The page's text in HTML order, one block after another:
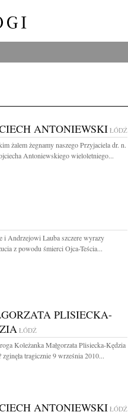
ANTONIEWSKI ŁÓDŹ
żalem żegnamy naszego Przyjaciela dr. n.
Antoniewskiego wieloletniego...
i Andrzejowi Lauba szczere wyrazy
z powodu śmierci Ojca-Teścia...
PLISIECKA-
ŁÓDŹ
Koleżanka Małgorzata Plisiecka-Kędzia
zginęła tragicznie 9 września 2010...
ANTONIEWSKI ŁÓDŹ